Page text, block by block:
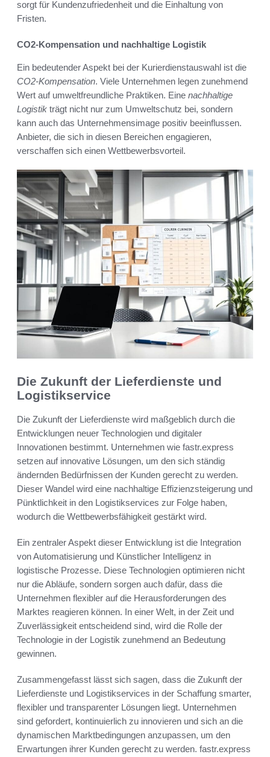
sorgt für Kundenzufriedenheit und die Einhaltung von
Fristen.
CO2-Kompensation und nachhaltige Logistik
Ein bedeutender Aspekt bei der Kurierdienstauswahl ist die
CO2-Kompensation. Viele Unternehmen legen zunehmend
Wert auf umweltfreundliche Praktiken. Eine nachhaltige
Logistik trägt nicht nur zum Umweltschutz bei, sondern
kann auch das Unternehmensimage positiv beeinflussen.
Anbieter, die sich in diesen Bereichen engagieren,
verschaffen sich einen Wettbewerbsvorteil.
Die Zukunft der Lieferdienste und
Logistikservice
Die Zukunft der Lieferdienste wird maßgeblich durch die
Entwicklungen neuer Technologien und digitaler
Innovationen bestimmt. Unternehmen wie fastr.express
setzen auf innovative Lösungen, um den sich ständig
ändernden Bedürfnissen der Kunden gerecht zu werden.
Dieser Wandel wird eine nachhaltige Effizienzsteigerung und
Pünktlichkeit in den Logistikservices zur Folge haben,
wodurch die Wettbewerbsfähigkeit gestärkt wird.
Ein zentraler Aspekt dieser Entwicklung ist die Integration
von Automatisierung und Künstlicher Intelligenz in
logistische Prozesse. Diese Technologien optimieren nicht
nur die Abläufe, sondern sorgen auch dafür, dass die
Unternehmen flexibler auf die Herausforderungen des
Marktes reagieren können. In einer Welt, in der Zeit und
Zuverlässigkeit entscheidend sind, wird die Rolle der
Technologie in der Logistik zunehmend an Bedeutung
gewinnen.
Zusammengefasst lässt sich sagen, dass die Zukunft der
Lieferdienste und Logistikservices in der Schaffung smarter,
flexibler und transparenter Lösungen liegt. Unternehmen
sind gefordert, kontinuierlich zu innovieren und sich an die
dynamischen Marktbedingungen anzupassen, um den
Erwartungen ihrer Kunden gerecht zu werden. fastr.express